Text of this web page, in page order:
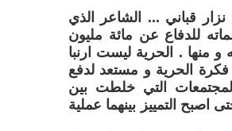
قباني ... الشاعر الذي
للدفاع عن مائة مليون
و منها . الحرية ليست ارنبا
الحرية و مستعد لدفع
التي خلطت بين
اصبح التمييز بينهما عملية